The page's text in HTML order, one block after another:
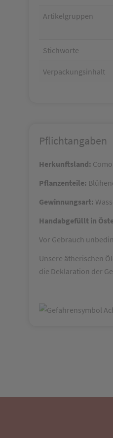
Artikelgruppen
Stichworte
Verpackungsinhalt
Pflichtangaben
Herkunftsland:
Pflanzenteile:
Gewinnungsart:
Handabgefüllt in
Vor Gebrauch
Unsere ätherischen
die Deklaration der